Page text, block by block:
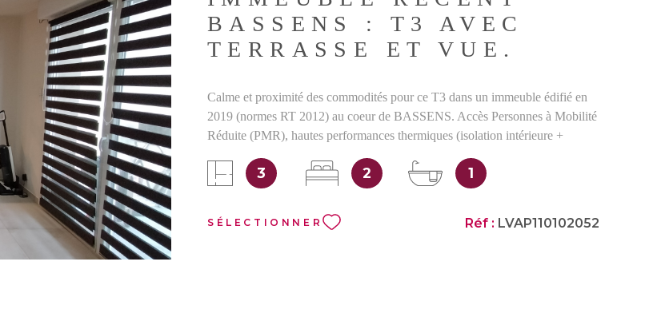
BASSENS : T3 AVEC
TERRASSE ET VUE.
Calme et proximité des commodités pour ce T3 dans un immeuble édifié en
2019 (normes RT 2012) au coeur de BASSENS. Accès Personnes à Mobilité
Réduite (PMR), hautes performances thermiques (isolation intérieure +
intégrées modernes. Cave sécurisée en sous-sol. Faibles charges de
copropriété : 82 euros/mois chauffage compris ( part variable 80 % incluse )
3 2 1
SÉLECTIONNER Réf : LVAP110102052